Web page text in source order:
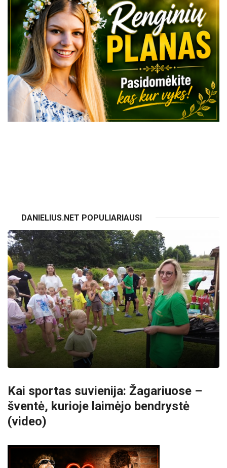
DANIELIUS.NET POPULIARIAUSI
Kai sportas suvienija: Žagariuose –
šventė, kurioje laimėjo bendrystė
(video)